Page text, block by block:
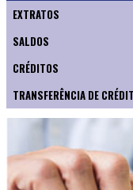
EXTRATOS
SALDOS
CRÉDITOS
TRANSFERÊNCIA DE